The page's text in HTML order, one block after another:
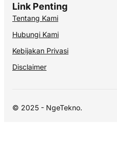
Link Penting
Tentang Kami
Hubungi Kami
Kebijakan Privasi
Disclaimer
© 2025 - NgeTekno.